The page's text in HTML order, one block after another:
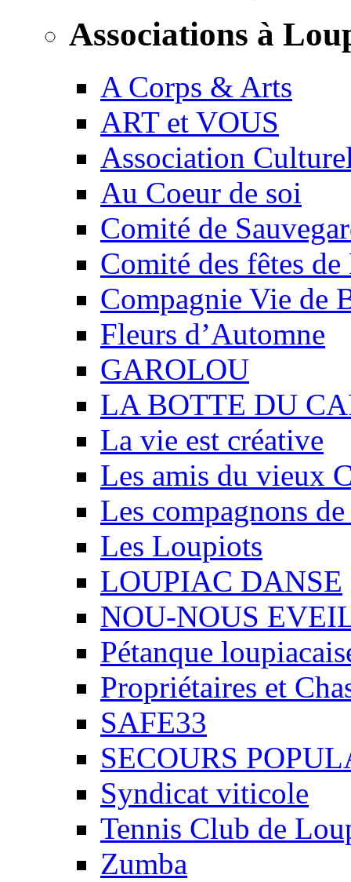
Associations à
A Corps & Arts
ART et VOUS
Association
Au Coeur de soi
Comité de
Comité des fêtes
Compagnie Vie de
Fleurs d’Automne
GAROLOU
LA BOTTE DU
La vie est créative
Les amis du vieux
Les compagnons
Les Loupiots
LOUPIAC DANSE
NOU-NOUS
Pétanque
Propriétaires et
SAFE33
SECOURS
Syndicat viticole
Tennis Club de
Zumba